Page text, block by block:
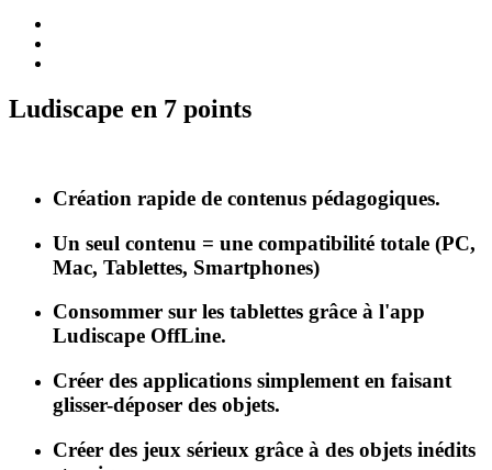
Ludiscape en 7 points
Création rapide de contenus pédagogiques.
Un seul contenu = une compatibilité totale (PC,
Mac, Tablettes, Smartphones)
Consommer sur les tablettes grâce à l'app
Ludiscape OffLine.
Créer des applications simplement en faisant
glisser-déposer des objets.
Créer des jeux sérieux grâce à des objets inédits